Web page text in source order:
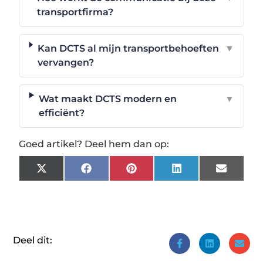
transportfirma?
Kan DCTS al mijn transportbehoeften
vervangen?
▼
Wat maakt DCTS modern en
efficiënt?
▼
Goed artikel? Deel hem dan op:
X
(Twitter)
FacebookPinterestLinkedInEmail
Deel dit: